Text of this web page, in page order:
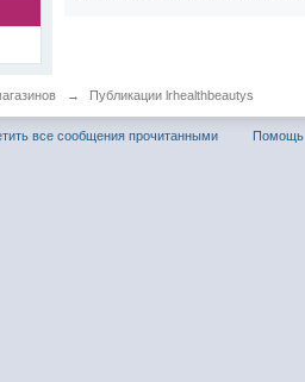
→ Публикации lrhealthbeautys
все сообщения прочитанными Помощь